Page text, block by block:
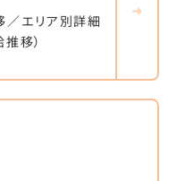
エリア別詳細
移）